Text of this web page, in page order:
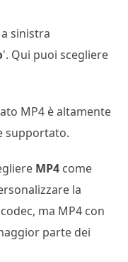
sinistra
'. Qui puoi scegliere
MP4 è altamente
supportato.
MP4 come
la
ma MP4 con
parte dei